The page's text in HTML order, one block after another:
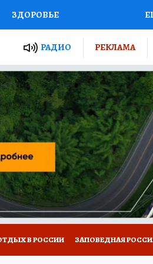
ЗДОРОВЬЕ
ПРОЕКТЫ РОССИИ
ПУТЕВОДИТЕЛЬ
ТУРИЗМ
ПОТРЕБИТЕЛЯ ВСЕ О КП
РАДИО РЕКЛАМА
В РОССИИ ЗАПОВЕДНАЯ